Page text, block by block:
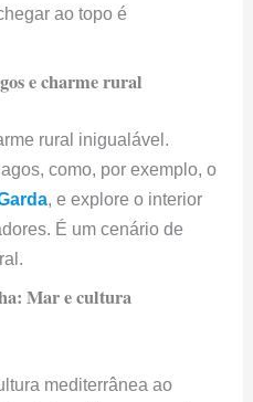
ao topo é
e charme rural
rural inigualável.
como, por exemplo, o
, e explore o interior
É um cenário de
Mar e cultura
mediterrânea ao